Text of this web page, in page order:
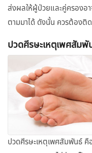
ส่งผลให้ผู้ป่วยและคู่ครอง
ตามมาได้ ดังนั้น ควรต้องติ
ปวดศีรษะเหตุเพศสัมพั
ปวดศีรษะเหตุเพศสัมพันธ์ คื